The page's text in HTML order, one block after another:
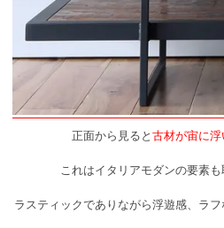
正面から見ると 古材が宙に浮
これはイタリアモダンの要素も
ラスティックでありながら浮遊感、ラ